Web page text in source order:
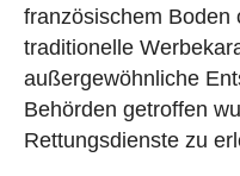
französischem Boden
traditionelle
außergewöhnliche
Behörden getroffen
Rettungsdienste zu